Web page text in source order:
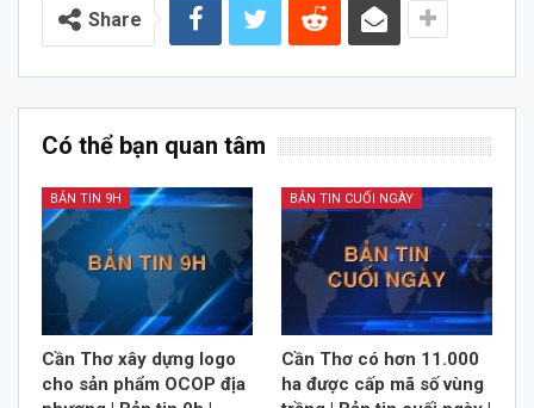
Share
Có thể bạn quan tâm
BẢN TIN 9H
Cần Thơ xây dựng logo
cho sản phẩm OCOP địa
BẢN TIN CUỐI NGÀY
Cần Thơ có hơn 11.000
ha được cấp mã số vùng